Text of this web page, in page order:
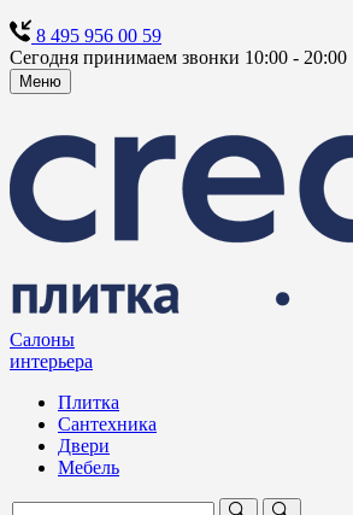
8 495 956 00 59
Сегодня принимаем звонки 10:00 - 20:00
Меню
Салоны
интерьера
Плитка
Сантехника
Двери
Мебель